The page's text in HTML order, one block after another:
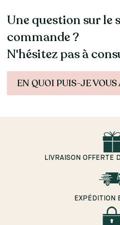
Une question sur le
commande ?
N'hésitez pas à
EN QUOI PUIS-JE VOUS
LIVRAISON OFFERTE
EXPÉDITION